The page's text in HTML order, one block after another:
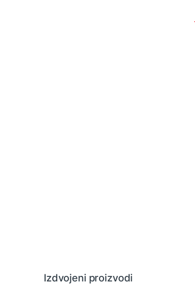
Izdvojeni proizvodi